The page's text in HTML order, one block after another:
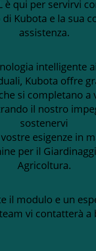
è qui per servirvi
Kubota e la sua
assistenza.
intelligente
Kubota offre
si completano a
il nostro
sostenervi
esigenze in
per il
Agricoltura.
il modulo e un
vi contatterà a